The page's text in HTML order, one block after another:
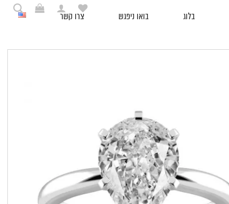
בלוג בואו ניפגש צרו קשר